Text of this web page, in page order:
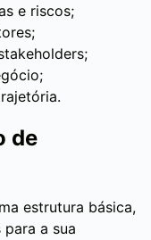
e riscos;
de
estrutura básica,
a sua